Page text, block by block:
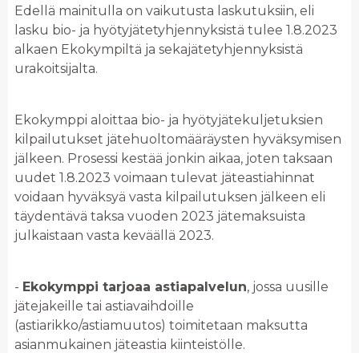
Edellä mainitulla on vaikutusta laskutuksiin, eli
lasku bio- ja hyötyjätetyhjennyksistä tulee 1.8.2023
alkaen Ekokympiltä ja sekajätetyhjennyksistä
urakoitsijalta.
Ekokymppi aloittaa bio- ja hyötyjätekuljetuksien
kilpailutukset jätehuoltomääräysten hyväksymisen
jälkeen. Prosessi kestää jonkin aikaa, joten taksaan
uudet 1.8.2023 voimaan tulevat jäteastiahinnat
voidaan hyväksyä vasta kilpailutuksen jälkeen eli
täydentävä taksa vuoden 2023 jätemaksuista
julkaistaan vasta keväällä 2023.
- Ekokymppi tarjoaa astiapalvelun, jossa uusille
jätejakeille tai astiavaihdoille
(astiarikko/astiamuutos) toimitetaan maksutta
asianmukainen jäteastia kiinteistölle.